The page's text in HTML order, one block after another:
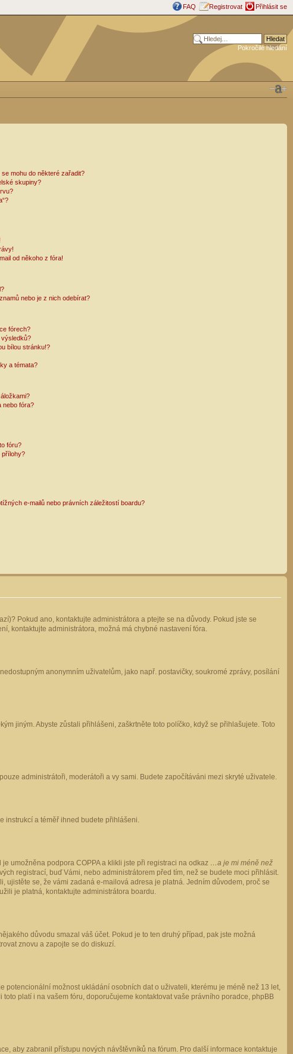
FAQ Registrovat Přihlásit se
Pokročilé hledání
mohu do některé zařadit?
skupiny?
od někoho z fóra!
nebo je z nich odebírat?
fórech?
výsledků?
bílou stránku!?
a témata?
nebo fóra?
fóru?
přílohy?
e-mailů nebo právních záležitostí boardu?
Pokud ano, kontaktujte administrátora a ptejte se na důvody. Pokud jste se
kontaktujte administrátora, možná má chybné nastavení fóra.
anonymním uživatelům, jako např. postavičky, soukromé zprávy, posílání
jiným. Abyste zůstali přihlášeni, zaškrtněte toto políčko, když se přihlašujete. Toto
administrátoři, moderátoři a vy sami. Budete započítáváni mezi skryté uživatele.
instrukcí a téměř ihned budete přihlášeni.
umožněna podpora COPPA a klikli jste při registraci na odkaz …a je mi méně než
registrací, buď Vámi, nebo administrátorem před tím, než se budete moci přihlásit.
ujistěte se, že vámi zadaná e-mailová adresa je platná. Jedním důvodem, proč se
je platná, kontaktujte administrátora boardu.
důvodu smazal váš účet. Pokud je to ten druhý případ, pak jste možná
znovu a zapojte se do diskuzí.
potencionální možnost ukládání osobních dat o uživateli, kterému je méně než 13 let,
platí i na vašem fóru, doporučujeme kontaktovat vaše právního poradce, phpBB
aby zabranil přístupu nových návštěvníků na fórum. Pro další informace kontaktuje